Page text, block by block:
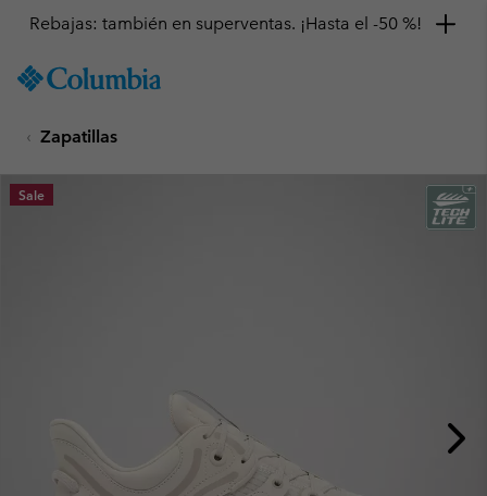
TO
SKIP
MAIN
NAV
Rebajas: también en superventas. ¡Hasta el -50 %!
Zapatillas
Sale